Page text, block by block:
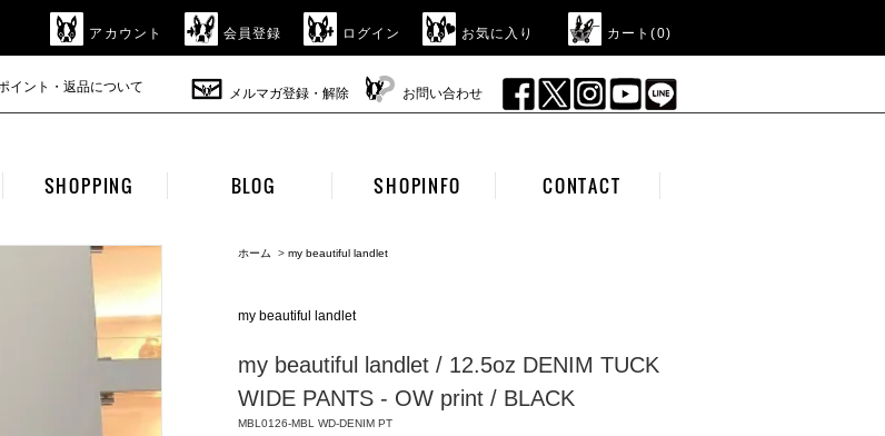
アカウント 会員登録 ログイン お気に入り カート(0)
イント・返品について メルマガ登録・解除 お問い合わせ
SHOPPING BLOG SHOPINFO CONTACT
ホーム > my beautiful landlet
my beautiful landlet
my beautiful landlet / 12.5oz DENIM TUCK
WIDE PANTS - OW print / BLACK
MBL0126-MBL WD-DENIM PT